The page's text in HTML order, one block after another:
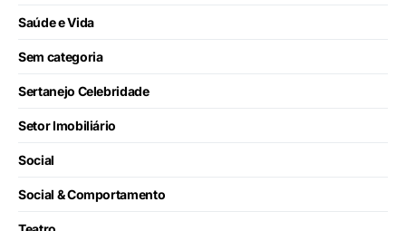
Saúde e Vida
Sem categoria
Sertanejo Celebridade
Setor Imobiliário
Social
Social & Comportamento